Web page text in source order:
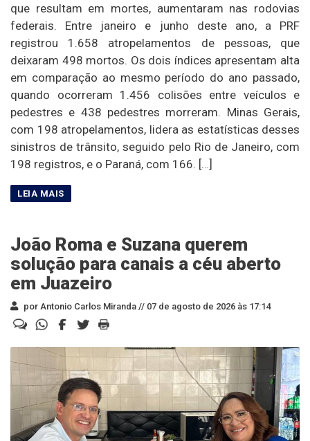
que resultam em mortes, aumentaram nas rodovias
federais. Entre janeiro e junho deste ano, a PRF
registrou 1.658 atropelamentos de pessoas, que
deixaram 498 mortos. Os dois índices apresentam alta
em comparação ao mesmo período do ano passado,
quando ocorreram 1.456 colisões entre veículos e
pedestres e 438 pedestres morreram. Minas Gerais,
com 198 atropelamentos, lidera as estatísticas desses
sinistros de trânsito, seguido pelo Rio de Janeiro, com
198 registros, e o Paraná, com 166. […]
João Roma e Suzana querem
solução para canais a céu aberto
em Juazeiro
por Antonio Carlos Miranda // 07 de agosto de 2026 às 17:14